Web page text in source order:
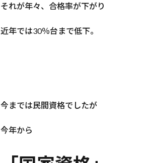
それが年々、合格率が下がり
近年では30％台まで低下。
今までは民間資格でしたが
今年から